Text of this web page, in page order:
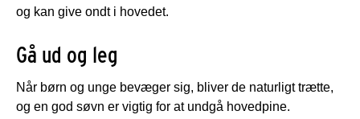
og kan give ondt i hovedet.
Gå ud og leg
Når børn og unge bevæger sig, bliver de naturligt trætte,
og en god søvn er vigtig for at undgå hovedpine.